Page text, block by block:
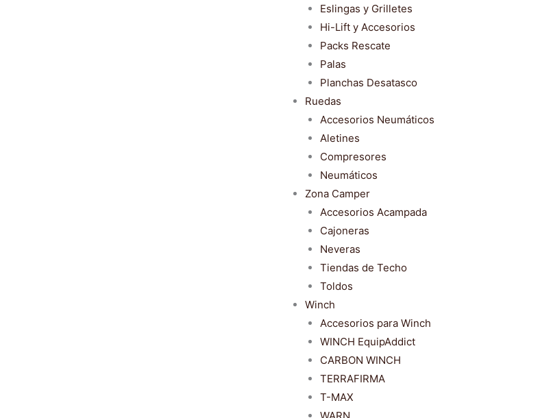
Eslingas y Grilletes
Hi-Lift y Accesorios
Packs Rescate
Palas
Planchas Desatasco
Ruedas
Accesorios Neumáticos
Aletines
Compresores
Neumáticos
Zona Camper
Accesorios Acampada
Cajoneras
Neveras
Tiendas de Techo
Toldos
Winch
Accesorios para Winch
WINCH EquipAddict
CARBON WINCH
TERRAFIRMA
T-MAX